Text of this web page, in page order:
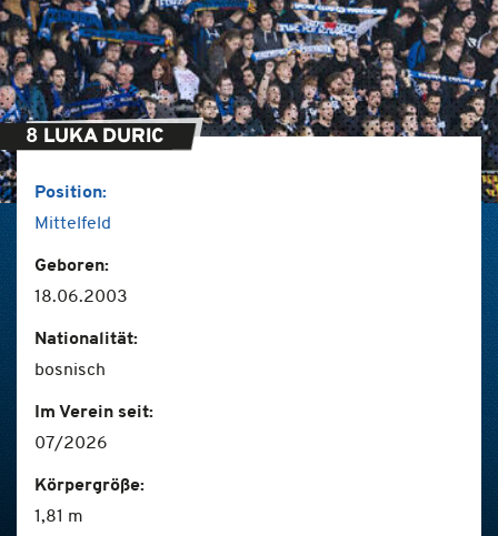
8 LUKA DURIC
Position:
Mittelfeld
Geboren:
18.06.2003
Nationalität:
bosnisch
Im Verein seit:
07/2026
Körpergröße:
1,81 m